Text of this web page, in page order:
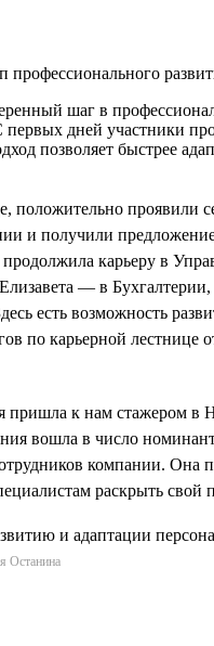
шаг в
дней участники
позволяет быстрее
проявили
и получили
карьеру в
— в
есть возможность
по карьерной лестнице
к нам стажером в
вошла в число
компании. Она
раскрыть свой
Останина